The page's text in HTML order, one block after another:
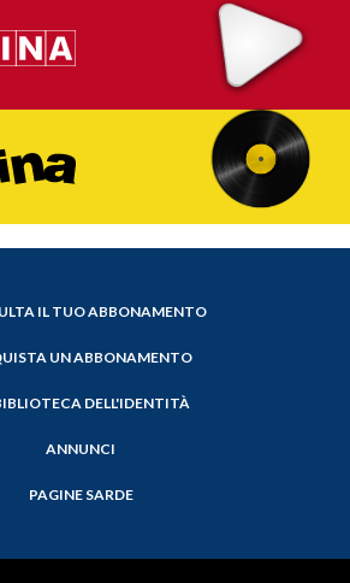
IL TUO ABBONAMENTO
UN ABBONAMENTO
DELL'IDENTITÀ
ANNUNCI
PAGINE SARDE